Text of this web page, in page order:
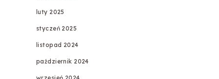
luty 2025
styczeń 2025
listopad 2024
październik 2024